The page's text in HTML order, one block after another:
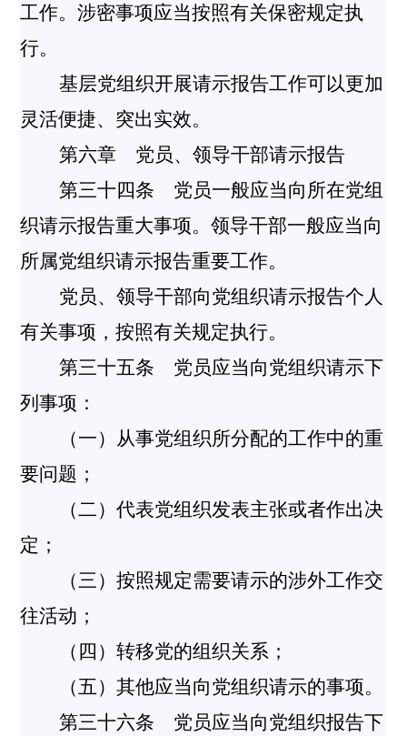
工作。涉密事项应当按照有关保密规定执
行。
基层党组织开展请示报告工作可以更加
灵活便捷、突出实效。
第六章 党员、领导干部请示报告
第三十四条 党员一般应当向所在党组
织请示报告重大事项。领导干部一般应当向
所属党组织请示报告重要工作。
党员、领导干部向党组织请示报告个人
有关事项，按照有关规定执行。
第三十五条 党员应当向党组织请示下
列事项：
（一）从事党组织所分配的工作中的重
要问题；
（二）代表党组织发表主张或者作出决
定；
（三）按照规定需要请示的涉外工作交
往活动；
（四）转移党的组织关系；
（五）其他应当向党组织请示的事项。
第三十六条 党员应当向党组织报告下